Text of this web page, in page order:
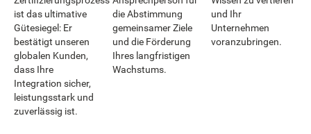
ist das ultimative
Gütesiegel: Er
bestätigt unseren
globalen Kunden,
dass Ihre
Integration sicher,
leistungsstark und
zuverlässig ist.
die Abstimmung
gemeinsamer Ziele
und die Förderung
Ihres langfristigen
Wachstums.
und Ihr
Unternehmen
voranzubringen.